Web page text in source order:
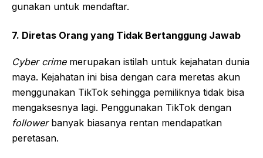
gunakan untuk mendaftar.
7. Diretas Orang yang Tidak Bertanggung Jawab
Cyber crime merupakan istilah untuk kejahatan dunia
maya. Kejahatan ini bisa dengan cara meretas akun
menggunakan TikTok sehingga pemiliknya tidak bisa
mengaksesnya lagi. Penggunakan TikTok dengan
follower banyak biasanya rentan mendapatkan
peretasan.